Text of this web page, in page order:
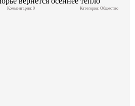
Комментарии: 0 Категория: Общество